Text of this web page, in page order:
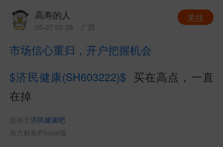
高寿的人
05-27 02:38 · 广西
关注
市场信心重归，开户把握机会
$济民健康(SH603222)$ 买在高点，一直
在掉
发布于济民健康吧
东方财富iPhone版